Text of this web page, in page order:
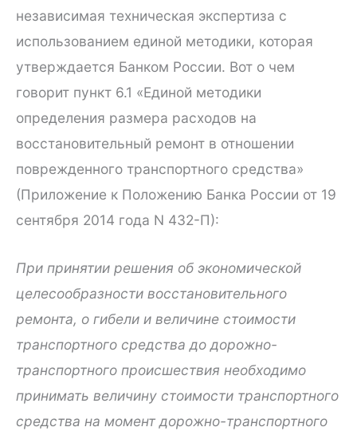
независимая техническая экспертиза с
использованием единой методики, которая
утверждается Банком России. Вот о чем
говорит пункт 6.1 «Единой методики
определения размера расходов на
восстановительный ремонт в отношении
поврежденного транспортного средства»
(Приложение к Положению Банка России от 19
сентября 2014 года N 432-П):
При принятии решения об экономической
целесообразности восстановительного
ремонта, о гибели и величине стоимости
транспортного средства до дорожно-
транспортного происшествия необходимо
принимать величину стоимости транспортного
средства на момент дорожно-транспортного